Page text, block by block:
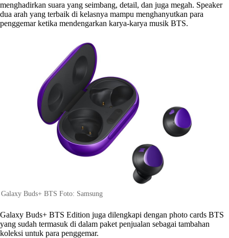
menghadirkan suara yang seimbang, detail, dan juga megah. Speaker
dua arah yang terbaik di kelasnya mampu menghanyutkan para
penggemar ketika mendengarkan karya-karya musik BTS.
Galaxy Buds+ BTS Foto: Samsung
Galaxy Buds+ BTS Edition juga dilengkapi dengan photo cards BTS
yang sudah termasuk di dalam paket penjualan sebagai tambahan
koleksi untuk para penggemar.